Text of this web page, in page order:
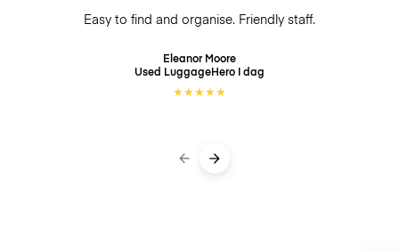
Easy to find and organise. Friendly staff.
Eleanor Moore
Used LuggageHero I dag
★★★★★